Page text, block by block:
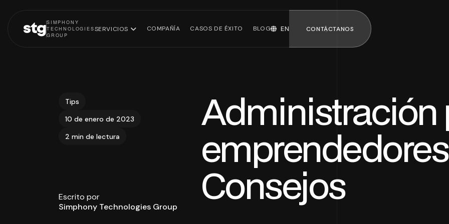
stgSIMPHONY
TECHNOLOGIES
GROUP
SERVICIOS
Software
empresarial
Estrategia de
Equipos de
tecnología
Mozart · ERP
con IA
Ver todos los
servicios
COMPAÑÍA CASOS DE ÉXITO BLOG EN CONTÁCTANOS
CONTÁCTANOS
Tips
10 de enero de 2023
2 min de lectura
Escrito por
Simphony Technologies Group
Administración
Consejos